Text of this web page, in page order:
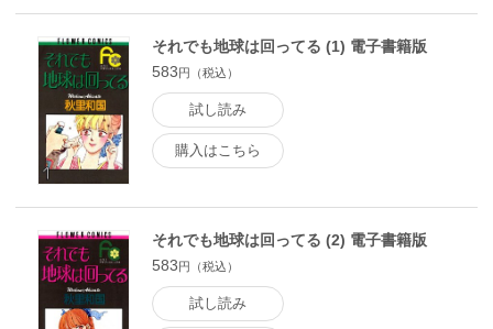
それでも地球は回ってる (1) 電子書籍版
583円（税込）
試し読み
購入はこちら
それでも地球は回ってる (2) 電子書籍版
583円（税込）
試し読み